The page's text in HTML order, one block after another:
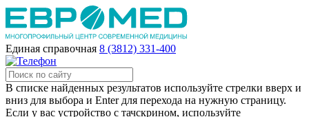
Единая справочная 8 (3812) 331-400
В списке найденных результатов используйте стрелки вверх и
вниз для выбора и Enter для перехода на нужную страницу.
Если у вас устройство с тачскрином, используйте